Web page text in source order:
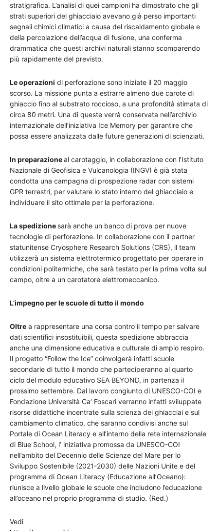
stratigrafica. L’analisi di quei campioni ha dimostrato che gli
strati superiori del ghiacciaio avevano già perso importanti
segnali chimici climatici a causa del riscaldamento globale e
della percolazione dell’acqua di fusione, una conferma
drammatica che questi archivi naturali stanno scomparendo
più rapidamente del previsto.
Le operazioni di perforazione sono iniziate il 20 maggio
scorso. La missione punta a estrarre almeno due carote di
ghiaccio fino al substrato roccioso, a una profondità stimata di
circa 80 metri. Una di queste verrà conservata nell’archivio
internazionale dell’iniziativa Ice Memory per garantire che
possa essere analizzata dalle future generazioni di scienziati.
In preparazioneal carotaggio, in collaborazione con l’Istituto
Nazionale di Geofisica e Vulcanologia (INGV) è già stata
condotta una campagna di prospezione radar con sistemi
GPR terrestri, per valutare lo stato interno del ghiacciaio e
individuare il sito ottimale per la perforazione.
La spedizione sarà anche un banco di prova per nuove
tecnologie di perforazione. In collaborazione con il partner
statunitense Cryosphere Research Solutions (CRS), il team
utilizzerà un sistema elettrotermico progettato per operare in
condizioni politermiche, che sarà testato per la prima volta sul
campo, oltre a un carotatore elettromeccanico.
L’impegno per le scuole di tutto il mondo
Oltre a rappresentare una corsa contro il tempo per salvare
dati scientifici insostituibili, questa spedizione abbraccia
anche una dimensione educativa e culturale di ampio respiro.
Il progetto “Follow the Ice” coinvolgerà infatti scuole
secondarie di tutto il mondo che parteciperanno al quarto
ciclo del modulo educativo SEA BEYOND, in partenza il
prossimo settembre. Dal lavoro congiunto di UNESCO-COI e
Fondazione Università Ca’ Foscari verranno infatti sviluppate
risorse didattiche incentrate sulla scienza dei ghiacciai e sul
cambiamento climatico, che saranno condivisi anche sul
Portale di Ocean Literacy e all’interno della rete internazionale
di Blue School, l’ iniziativa promossa da UNESCO-COI
nell’ambito del Decennio delle Scienze del Mare per lo
Sviluppo Sostenibile (2021-2030) delle Nazioni Unite e del
programma di Ocean Literacy (Educazione all’Oceano):
riunisce a livello globale le scuole che includono l’educazione
all’oceano nel proprio programma di studio. (Red.)
Vedi